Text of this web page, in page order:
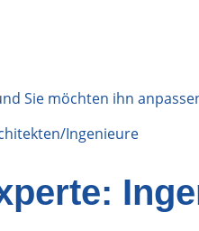
Sie möchten ihn
Ingenieure